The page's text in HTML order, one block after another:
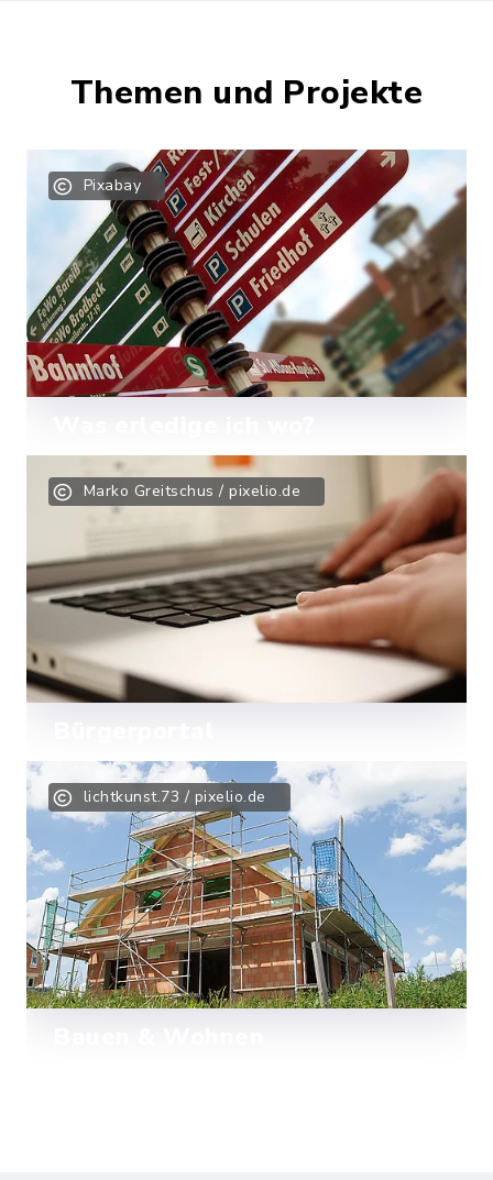
Themen und Projekte
Pixabay
Finden Sie den richtigen
Ansprechpartner für Ihr Anliegen.
Mehr lesen
Marko Greitschus / pixelio.de
Ab sofort können Sie viele Ihrer
Anliegen bequem und sicher von zu
Hause aus erledigen.
Mehr lesen
lichtkunst.73 / pixelio.de